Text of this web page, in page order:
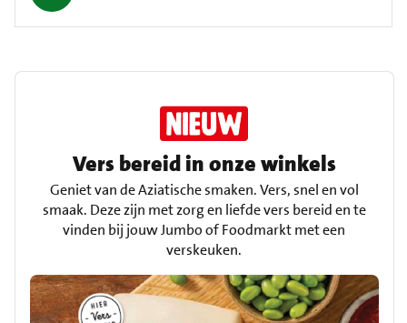
Vers bereid in onze winkels
Geniet van de Aziatische smaken. Vers, snel en vol
smaak. Deze zijn met zorg en liefde vers bereid en te
vinden bij jouw Jumbo of Foodmarkt met een
verskeuken.